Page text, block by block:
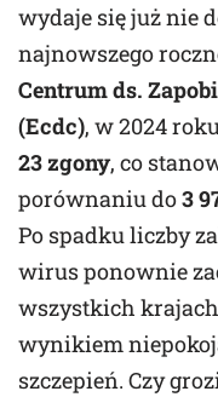
wydaje się już nie
najnowszego
Centrum ds.
(Ecdc), w 2024
23 zgony, co
porównaniu do3
Po spadku liczby
wirus ponownie
wszystkich
wynikiem
szczepień. Czy